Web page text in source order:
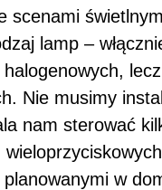
scenami
lamp –
Nie musimy
nam sterować
w